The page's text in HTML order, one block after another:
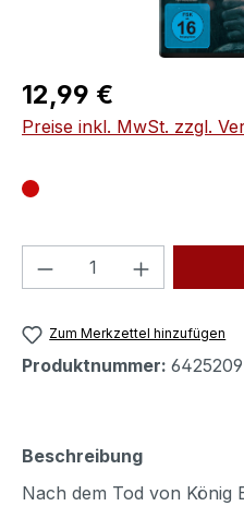
Regulärer Preis:
12,99 €
Preise inkl. MwSt. zzgl.
Produkt Anzahl:
Zum Merkzettel hinzufügen
Produktnummer: 6425209
Beschreibung
Nach dem Tod von König